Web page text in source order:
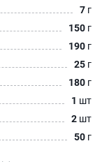
7 г
150 г
190 г
25 г
180 г
1 шт
2 шт
50 г